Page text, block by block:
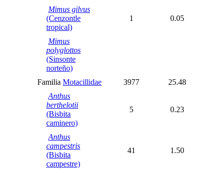
Mimus gilvus
(Cenzontle
tropical)
1 0.05
Mimus
polyglottos
(Sinsonte
norteño)
Familia Motacillidae 3977
25.48
Anthus
berthelotii
(Bisbita
caminero)
5 0.23
Anthus
campestris
(Bisbita
campestre)
41 1.50